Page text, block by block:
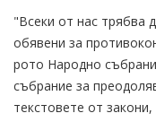
"Всеки от нас трябва
обявени за
рото Народно
събрание за
текстовете от